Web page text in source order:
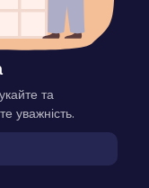
та
уважність.